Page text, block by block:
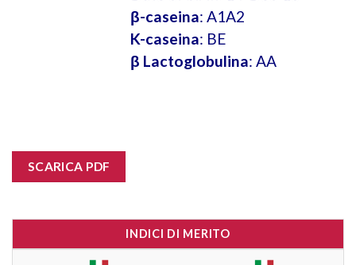
β-caseina: A1A2
K-caseina: BE
β Lactoglobulina: AA
SCARICA PDF
INDICI DI MERITO